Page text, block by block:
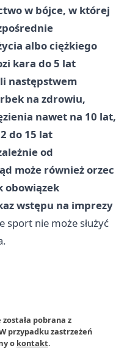
w bójce, w której
albo ciężkiego
kara do 5 lat
następstwem
na zdrowiu,
nawet na 10 lat,
do 15 lat
od
może również orzec
obowiązek
wstępu na imprezy
sport nie może służyć
pobrana z
przypadku zastrzeżeń
o kontakt.